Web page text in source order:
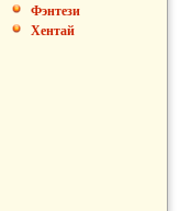
Фэнтези
Хентай